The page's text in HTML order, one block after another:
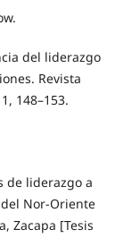
del liderazgo
Revista
148–153.
de liderazgo a
Nor-Oriente
Zacapa [Tesis